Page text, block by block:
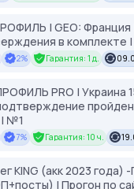
| GEO: Франция
в комплекте
2% Гарантия: 1 д.
PRO | Украина
№1
7% Гарантия: 10 ч.
KING (акк 2023
| Прогон по